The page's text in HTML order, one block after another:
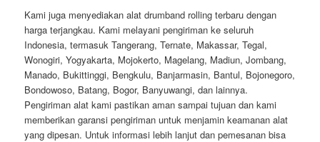
Kami juga menyediakan alat drumband rolling terbaru dengan
harga terjangkau. Kami melayani pengiriman ke seluruh
Indonesia, termasuk Tangerang, Ternate, Makassar, Tegal,
Wonogiri, Yogyakarta, Mojokerto, Magelang, Madiun, Jombang,
Manado, Bukittinggi, Bengkulu, Banjarmasin, Bantul, Bojonegoro,
Bondowoso, Batang, Bogor, Banyuwangi, dan lainnya.
Pengiriman alat kami pastikan aman sampai tujuan dan kami
memberikan garansi pengiriman untuk menjamin keamanan alat
yang dipesan. Untuk informasi lebih lanjut dan pemesanan bisa